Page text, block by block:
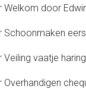
Welkom door
Schoonmaken
Veiling vaatje
Overhandigen